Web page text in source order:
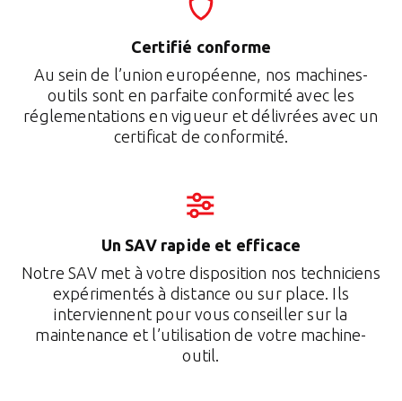
Certifié conforme
Au sein de l’union européenne, nos machines-
outils sont en parfaite conformité avec les
réglementations en vigueur et délivrées avec un
certificat de conformité.
Un SAV rapide et efficace
Notre SAV met à votre disposition nos techniciens
expérimentés à distance ou sur place. Ils
interviennent pour vous conseiller sur la
maintenance et l’utilisation de votre machine-
outil.